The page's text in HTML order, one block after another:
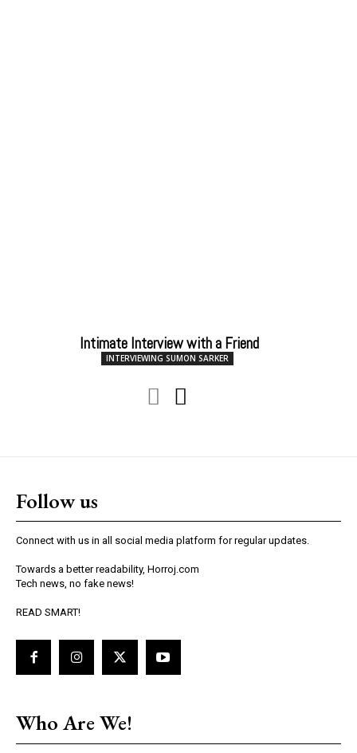
Intimate Interview with a Friend
INTERVIEWING SUMON SARKER
Follow us
Connect with us in all social media platform for regular updates.
Towards a better readability, Horroj.com
Tech news, no fake news!
READ SMART!
Who Are We!